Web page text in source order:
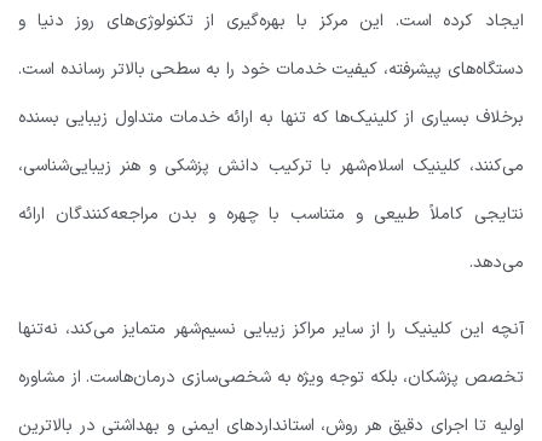
ایجاد کرده است. این مرکز با بهره‌گیری از تکنولوژی‌های روز دنیا و
دستگاه‌های پیشرفته، کیفیت خدمات خود را به سطحی بالاتر رسانده است.
برخلاف بسیاری از کلینیک‌ها که تنها به ارائه خدمات متداول زیبایی بسنده
می‌کنند، کلینیک اسلام‌شهر با ترکیب دانش پزشکی و هنر زیبایی‌شناسی،
نتایجی کاملاً طبیعی و متناسب با چهره و بدن مراجعه‌کنندگان ارائه
می‌دهد.
آنچه این کلینیک را از سایر مراکز زیبایی نسیم‌شهر متمایز می‌کند، نه‌تنها
تخصص پزشکان، بلکه توجه ویژه به شخصی‌سازی درمان‌هاست. از مشاوره
اولیه تا اجرای دقیق هر روش، استانداردهای ایمنی و بهداشتی در بالاترین